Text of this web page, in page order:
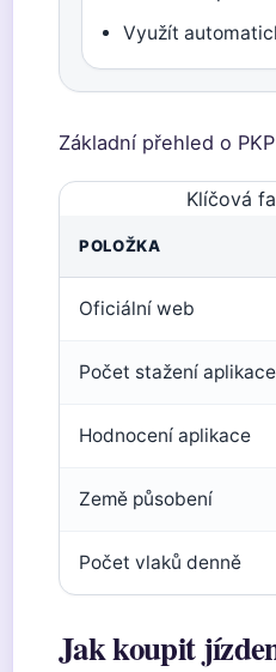
Využít
Základní přehled o
Klíčová
POLOŽKA
Oficiální web
Počet stažení aplikace
Hodnocení aplikace
Země působení
Počet vlaků denně
Jak koupit